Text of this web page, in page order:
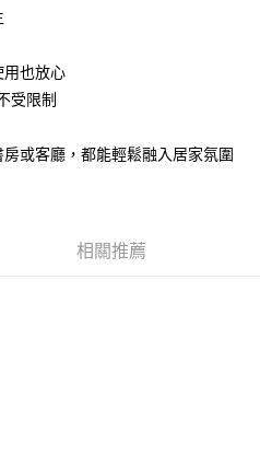
你分期」於每月結算日後寄送繳費提
超商條碼／台灣大直營門市／銀行轉
路繳費。
司」（以下簡稱本公司）所提供，讓
或服務，並由商店將買賣／分期付款
：
https://oppay.tw/userRule
」後，將跳轉至「AFTEE先享後付」
知簡訊。
此簡訊中的連結，可透過四大超商／
，方視為交易完成。
刻繳費，但若您需要取消訂單，請聯絡
訂單仍視為有效，需透過AFTEE先享
者引起之損失，本公司不負相關責
運費
上)免運費
用也放心
受限制
或客廳，都能輕鬆融入居家氛圍
相關推薦